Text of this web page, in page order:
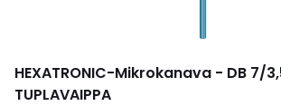
HEXATRONIC-Mikrokanava - DB 7/
TUPLAVAIPPA